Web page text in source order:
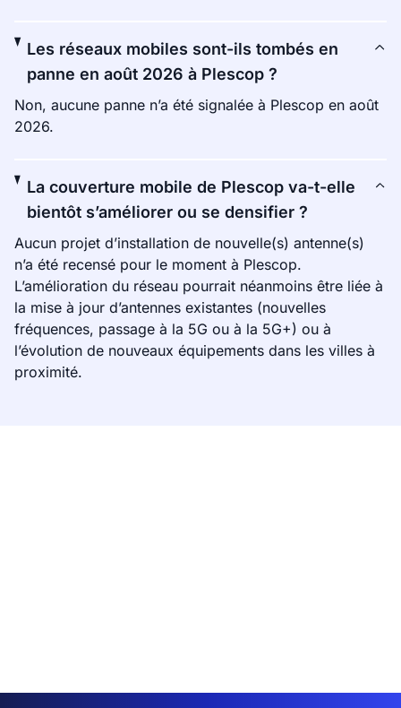
Les réseaux mobiles sont-ils tombés en
panne en août 2026 à Plescop ?
Non, aucune panne n’a été signalée à Plescop en août
2026.
La couverture mobile de Plescop va-t-elle
bientôt s’améliorer ou se densifier ?
Aucun projet d’installation de nouvelle(s) antenne(s)
n’a été recensé pour le moment à Plescop.
L’amélioration du réseau pourrait néanmoins être liée à
la mise à jour d’antennes existantes (nouvelles
fréquences, passage à la 5G ou à la 5G+) ou à
l’évolution de nouveaux équipements dans les villes à
proximité.